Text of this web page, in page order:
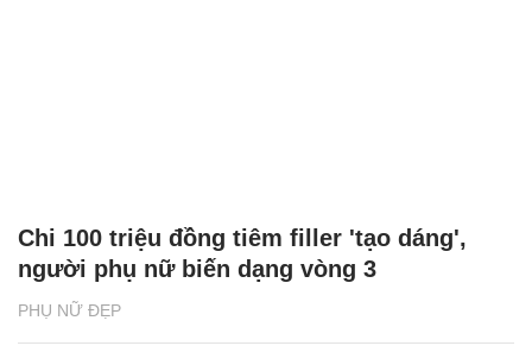
PHỤ NỮ ĐẸP
Chi 100 triệu đồng tiêm filler 'tạo dáng',
người phụ nữ biến dạng vòng 3